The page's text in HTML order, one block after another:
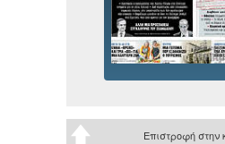
Επιστροφή στην